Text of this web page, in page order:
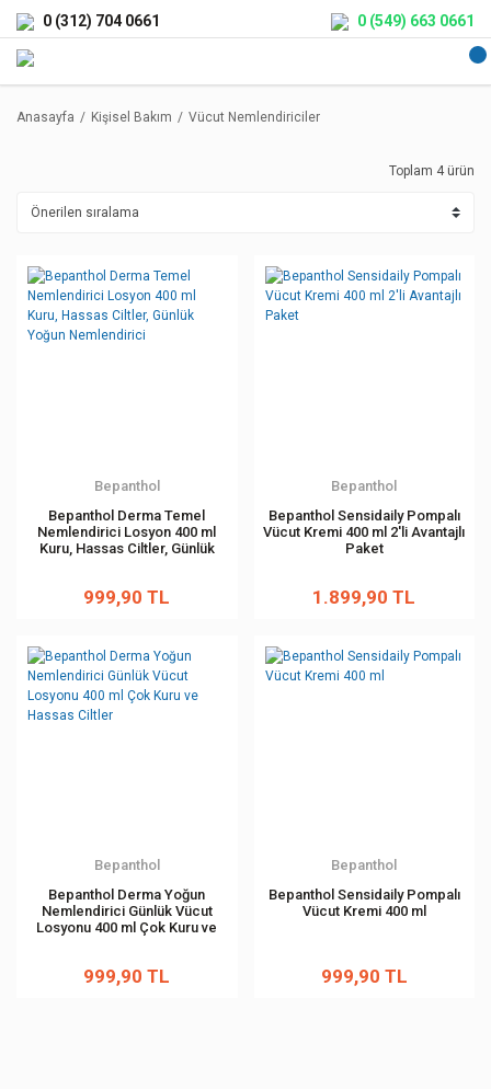
0 (312) 704 0661 0 (549) 663 0661
Anasayfa Kişisel Bakım Vücut Nemlendiriciler
Toplam 4 ürün
Bepanthol
Bepanthol Derma Temel
Nemlendirici Losyon 400 ml
Kuru, Hassas Ciltler, Günlük
999,90 TL
Bepanthol
Bepanthol Sensidaily Pompalı
Vücut Kremi 400 ml 2'li Avantajlı
Paket
1.899,90 TL
Bepanthol
Bepanthol Derma Yoğun
Nemlendirici Günlük Vücut
Losyonu 400 ml Çok Kuru ve
999,90 TL
Bepanthol
Bepanthol Sensidaily Pompalı
Vücut Kremi 400 ml
999,90 TL